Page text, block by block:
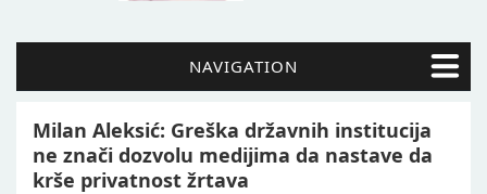
NAVIGATION
Milan Aleksić: Greška državnih institucija
ne znači dozvolu medijima da nastave da
krše privatnost žrtava